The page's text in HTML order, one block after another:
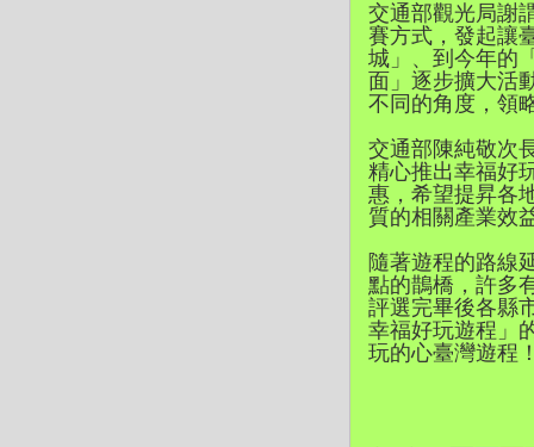
交通部觀光局謝
賽方式，發起讓
城」、到今年的
面」逐步擴大活
不同的角度，領
交通部陳純敬次
精心推出幸福好
惠，希望提昇各
質的相關產業效
隨著遊程的路線
點的鵲橋，許多
評選完畢後各縣
幸福好玩遊程」
玩的心臺灣遊程